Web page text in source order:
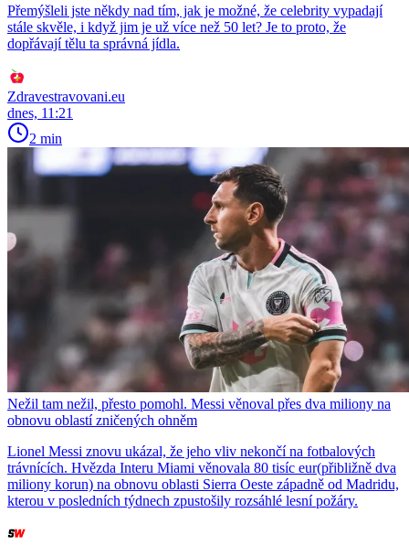
Přemýšleli jste někdy nad tím, jak je možné, že celebrity vypadají
stále skvěle, i když jim je už více než 50 let? Je to proto, že
dopřávají tělu ta správná jídla.
Zdravestravovani.eu
dnes, 11:21
2 min
Nežil tam nežil, přesto pomohl. Messi věnoval přes dva miliony na
obnovu oblastí zničených ohněm
Lionel Messi znovu ukázal, že jeho vliv nekončí na fotbalových
trávnících. Hvězda Interu Miami věnovala 80 tisíc eur(přibližně dva
miliony korun) na obnovu oblasti Sierra Oeste západně od Madridu,
kterou v posledních týdnech zpustošily rozsáhlé lesní požáry.